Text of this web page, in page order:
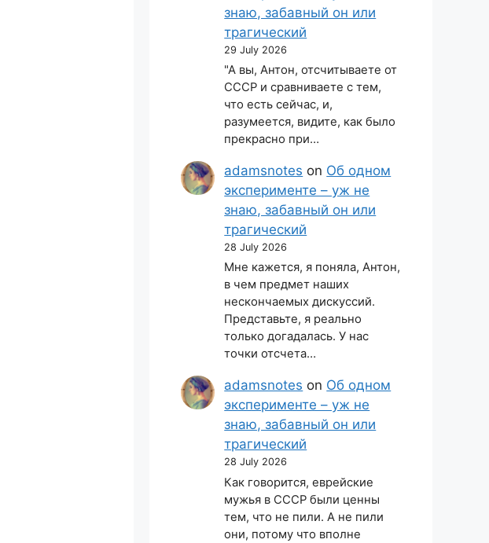
знаю, забавный он или
трагический
29 July 2026
"А вы, Антон, отсчитываете от
СССР и сравниваете с тем,
что есть сейчас, и,
разумеется, видите, как было
прекрасно при…
adamsnotes on Об одном
эксперименте – уж не
знаю, забавный он или
трагический
28 July 2026
Мне кажется, я поняла, Антон,
в чем предмет наших
нескончаемых дискуссий.
Представьте, я реально
только догадалась. У нас
точки отсчета…
adamsnotes on Об одном
эксперименте – уж не
знаю, забавный он или
трагический
28 July 2026
Как говорится, еврейские
мужья в СССР были ценны
тем, что не пили. А не пили
они, потому что вполне